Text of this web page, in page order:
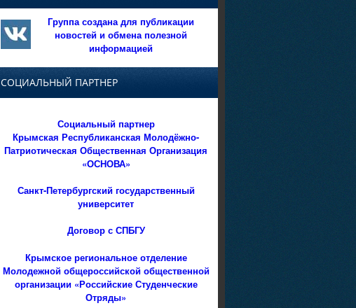
Группа создана для публикации
новостей и обмена полезной
информацией
СОЦИАЛЬНЫЙ ПАРТНЕР
Социальный партнер
Крымская Республиканская Молодёжно-
Патриотическая Общественная Организация
«ОСНОВА»
Санкт-Петербургский государственный
университет
Договор с СПБГУ
Крымское региональное отделение
Молодежной общероссийской общественной
организации «Российские Студенческие
Отряды»